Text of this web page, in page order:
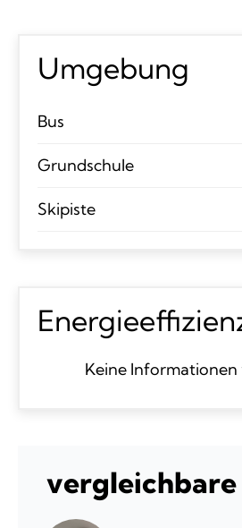
Umgebung
Bus
Grundschule
Skipiste
Keine